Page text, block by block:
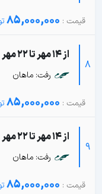
85,000,000
8
از 14 مهر تا 22 مهر
رفت: ماهان
85,000,000
9
از 14 مهر تا 22 مهر
رفت: ماهان
85,000,000